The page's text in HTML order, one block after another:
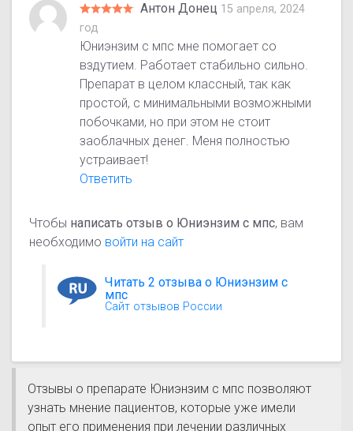
Антон Донец 15 апреля, 2024
год
Юниэнзим с мпс мне помогает со
вздутием. Работает стабильно сильно.
Препарат в целом классный, так как
простой, с минимальными возможными
побочками, но при этом не стоит
заоблачных денег. Меня полностью
устраивает!
Ответить
Чтобы написать отзыв о Юниэнзим с мпс, вам
необходимо войти на сайт
Читать 2 отзыва о Юниэнзим с
мпс
Сайт отзывов России
Отзывы о препарате Юниэнзим с мпс позволяют
узнать мнение пациентов, которые уже имели
опыт его применения при лечении различных